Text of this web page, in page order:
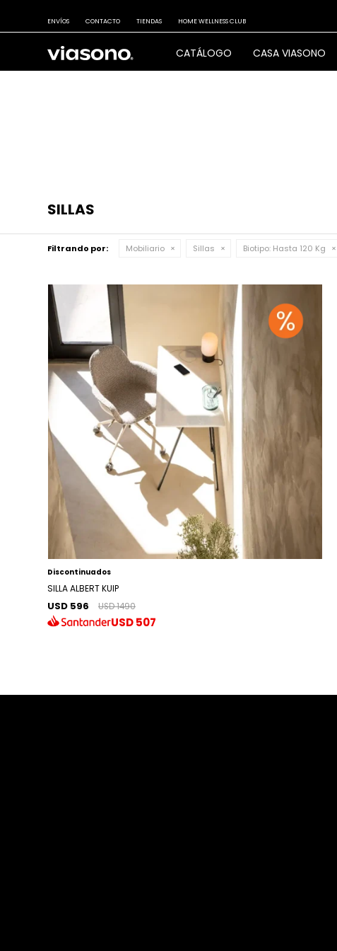
CATÁLOGO CASA VIASONO
ENVÍOS CONTACTO TIENDAS HOME WELLNESS CLUB
SILLAS
Filtrando por: Mobiliario Sillas Biotipo: Hasta 120 Kg
Discontinuados
SILLA ALBERT KUIP
USD 596 USD 1490
USD507